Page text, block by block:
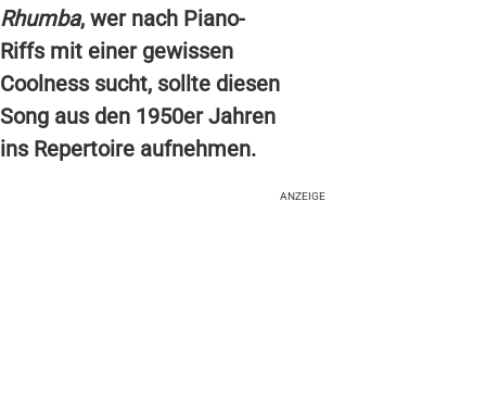
Rhumba, wer nach Piano-
Riffs mit einer gewissen
Coolness sucht, sollte diesen
Song aus den 1950er Jahren
insRepertoire aufnehmen.
ANZEIGE